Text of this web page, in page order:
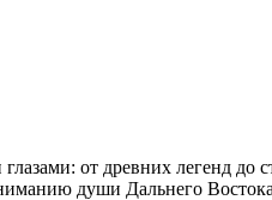
от древних легенд до
души Дальнего